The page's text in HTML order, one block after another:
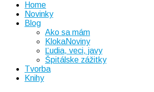
Home
Novinky
Blog
Ako sa mám
KlokaNoviny
Ľudia, veci, javy
Špitálske zážitky
Tvorba
Knihy